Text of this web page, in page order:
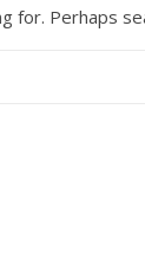
for. Perhaps